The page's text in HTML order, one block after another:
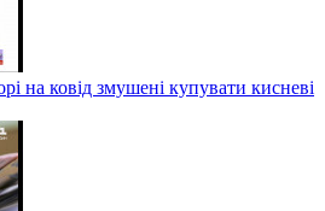
на ковід змушені купувати кисневі